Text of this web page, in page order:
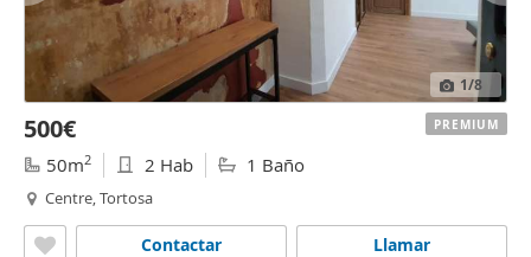
1/8
500€
50m2 2 Hab 1 Baño
Centre, Tortosa
Llamar
Contactar
PREMIUM